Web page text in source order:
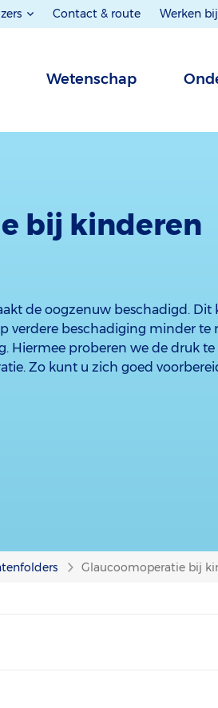
Contact & route Werken bij
Wetenschap
bij kinderen
de oogzenuw beschadigd. Dit
verdere beschadiging minder te
Hiermee proberen we de druk
Zo kunt u zich goed
Glaucoomoperatie bij